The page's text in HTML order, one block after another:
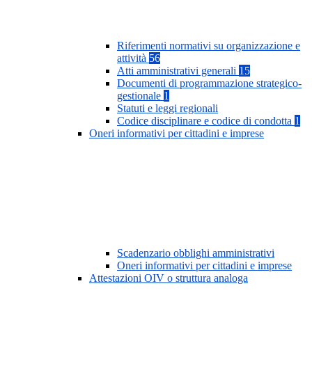
Riferimenti normativi su organizzazione e
attività 56
Atti amministrativi generali 15
Documenti di programmazione strategico-
gestionale 1
Statuti e leggi regionali
Codice disciplinare e codice di condotta 1
Oneri informativi per cittadini e imprese
Scadenzario obblighi amministrativi
Oneri informativi per cittadini e imprese
Attestazioni OIV o struttura analoga